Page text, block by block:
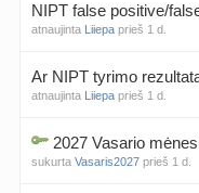
NIPT false positive/
atnaujinta Liiepa prieš 1 d.
Ar NIPT tyrimo
atnaujinta Liiepa prieš 1 d.
2027 Vasario
sukurta Vasaris2027 prieš 1 d.